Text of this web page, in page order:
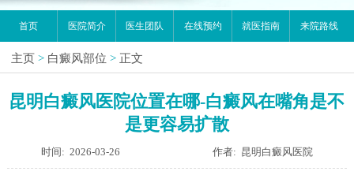
首页 医院简介 医生团队 在线预约 就医指南 来院路线
主页 > 白癜风部位 > 正文
昆明白癜风医院位置在哪-白癜风在嘴角是不
是更容易扩散
时间: 2026-03-26 作者: 昆明白癜风医院